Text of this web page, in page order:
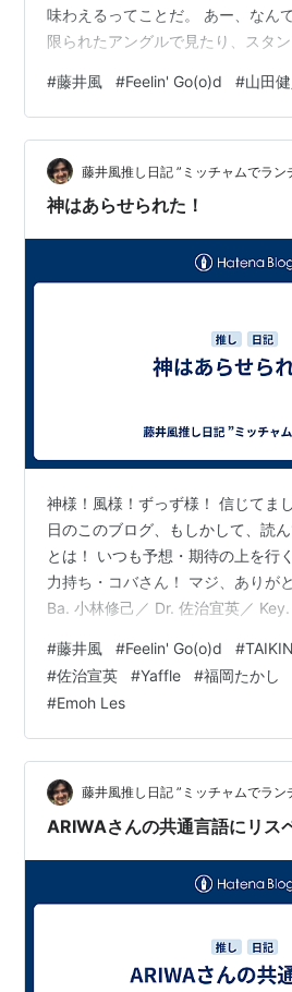
味わえるってことだ。 あー、なん
限られたアングルで見たり、スタ
に越したことはないというものの、
映像を観られるってのはまた、な
う。 世界が一つになるんだね。 ま
よ～すごいなー風さん！ Day2参戦
いい？」と困惑している。 2日間と
#藤井風 #Feelin' Go(o)d #山田健
藤井風推し日記 ”ミッチャムでラン
神はあらせられた！
神様！風様！ずっず様！ 信じてま
日のこのブログ、もしかして、読
とは！ いつも予想・期待の上を行
力持ち・コバさん！ マジ、ありが
Ba. 小林修己／ Dr. 佐治宜英／
ンバーにパーカッションとソウル
わるなんて、どれだけお祭りなん！
SERVE ALL! ありがとう、YouTube
上しないで。 God! KAZE!…
#藤井風 #Feelin' Go(o)d #
#佐治宣英 #Yaffle #福岡たかし
#Emoh Les
藤井風推し日記 ”ミッチャムでラン
ARIWAさんの共通言語にリス